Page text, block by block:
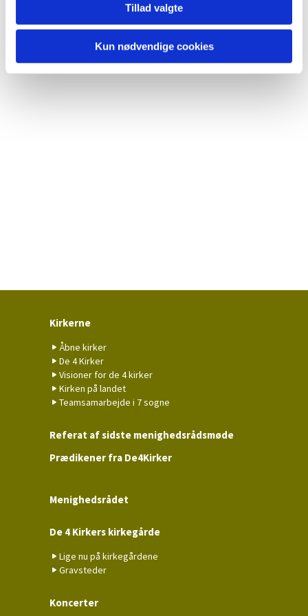
Tillad valgte
Kun nødvendige cookies
Kirkerne
Åbne kirker
De 4 Kirker
Visioner for de 4 kirker
Kirken på landet
Teamsamarbejde i 7 sogne
Referat af sidste menighedsrådsmøde
Prædikener fra De4Kirker
Menighedsrådet
De 4 Kirkers kirkegårde
Lige nu på kirkegårdene
Gravsteder
Koncerter